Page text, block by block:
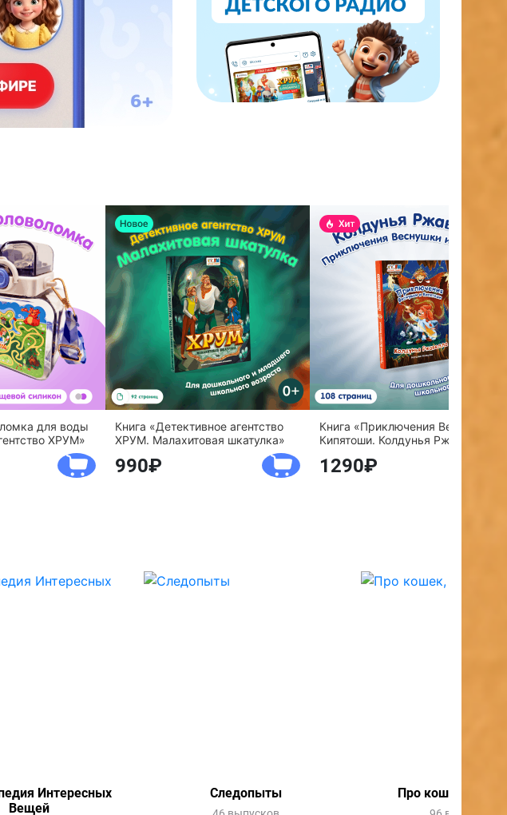
для воды
ХРУМ»
Книга «Детективное агентство
ХРУМ. Малахитовая шкатулка»
990
Книга «Приключения Веснушки и
Кипятоши. Колдунья Ржавелла»
1290
Интересных
Вещей
Следопыты Про кошек, про